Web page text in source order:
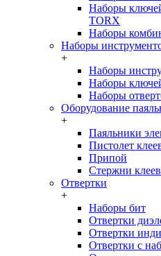
Наборы
TORX
Наборы
Наборы
+
Наборы
Наборы
Наборы
Оборудование
+
Паяльники
Пистолет
Припой
Стержни
Отвертки
+
Наборы бит
Отвертки
Отвертки
Отвертки с